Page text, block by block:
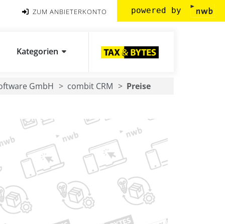
ZUM ANBIETERKONTO powered by
Kategorien
GmbH combit CRM Preise